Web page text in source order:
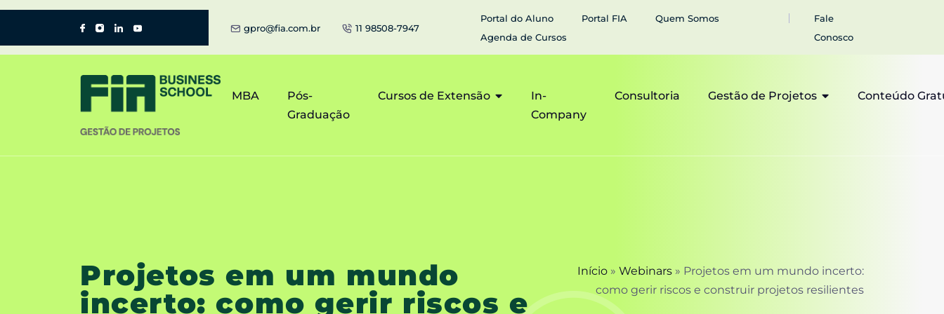
gpro@fia.com.br 11 98508-7947
Portal do Aluno Portal FIA
Quem Somos
Agenda de Cursos
Fale
Conosco
MBA
Pós-
Graduação
Cursos de Extensão
In-
Company
Consultoria Gestão de Projetos Conteúdo
Projetos em um mundo
incerto: como gerir riscos e
Início » Webinars » Projetos em um mundo incerto:
como gerir riscos e construir projetos resilientes